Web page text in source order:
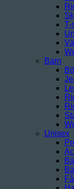
T-
Barn
Unisex